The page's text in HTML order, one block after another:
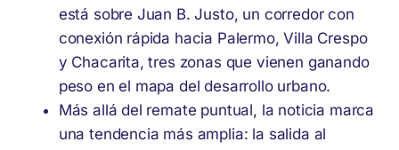
está sobre Juan B. Justo, un corredor con
conexión rápida hacia Palermo, Villa Crespo
y Chacarita, tres zonas que vienen ganando
peso en el mapa del desarrollo urbano.
Más allá del remate puntual, la noticia marca
una tendencia más amplia: la salida al